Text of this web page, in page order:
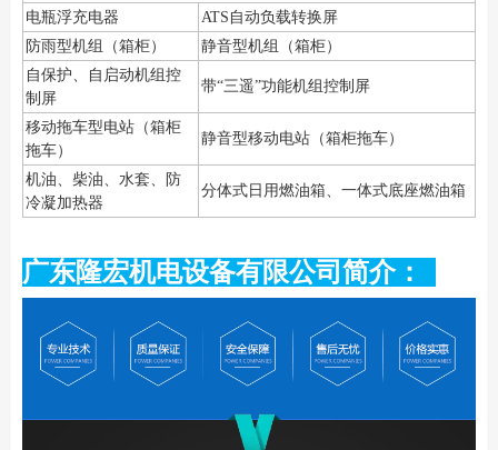
电瓶浮充电器
ATS自动负载转换屏
防雨型机组（箱柜）
静音型机组（箱柜）
自保护、自启动机组控
制屏
带“三遥”功能机组控制屏
移动拖车型电站（箱柜
拖车）
静音型移动电站（箱柜拖车）
机油、柴油、水套、防
冷凝加热器
分体式日用燃油箱、一体式底座燃油箱
广东隆宏机电设备有限公司简介：